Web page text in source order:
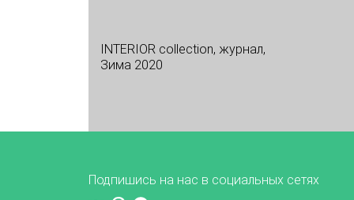
INTERIOR collection, журнал,
Зима 2020
Подпишись на нас в социальных сетях